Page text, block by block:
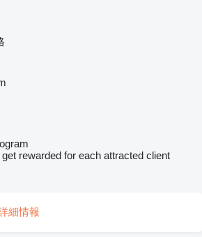
rewarded for each attracted client
細情報